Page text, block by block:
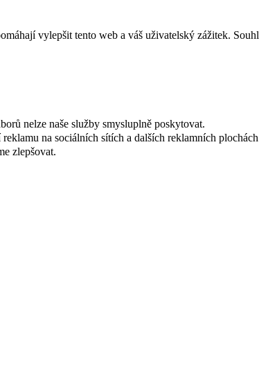
vylepšit tento web a váš uživatelský zážitek.
nelze naše služby smysluplně poskytovat.
na sociálních sítích a dalších reklamních
zlepšovat.